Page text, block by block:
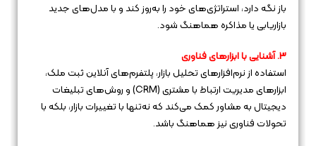
باز نگه دارد، استراتژی‌های خود را به‌روز کند و با مدل‌های جدید
بازاریابی یا مذاکره هماهنگ شود.
3. آشنایی با ابزارهای فناوری
استفاده از نرم‌افزارهای تحلیل بازار، پلتفرم‌های آنلاین ثبت ملک،
ابزارهای مدیریت ارتباط با مشتری (CRM) و روش‌های تبلیغات
دیجیتال به مشاور کمک می‌کند که نه‌تنها با تغییرات بازار، بلکه با
تحولات فناوری نیز هماهنگ باشد.